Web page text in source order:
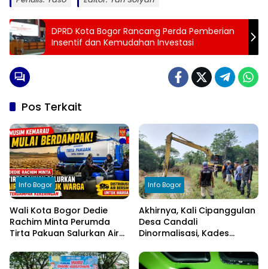
DPRD Kota Bogor Rancang Perda Pemberian
Insentif dan Kemudahan Investasi
Pos Terkait
Info Bogor
Wali Kota Bogor Dedie
Rachim Minta Perumda
Tirta Pakuan Salurkan Air
Terdampak Kekeringan
Info Bogor
Akhirnya, Kali Cipanggulan
Desa Candali
Dinormalisasi, Kades
kepada Bupati Bogor